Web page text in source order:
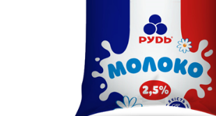
Контакти
Вакансії
ЗАМОВИТИ ПРОДУКЦІЮ «РУДЬ»: